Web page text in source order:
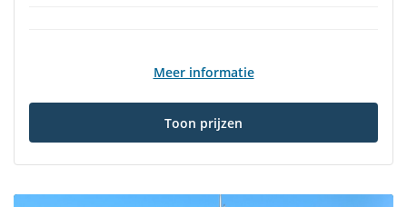
Meer informatie
Toon prijzen